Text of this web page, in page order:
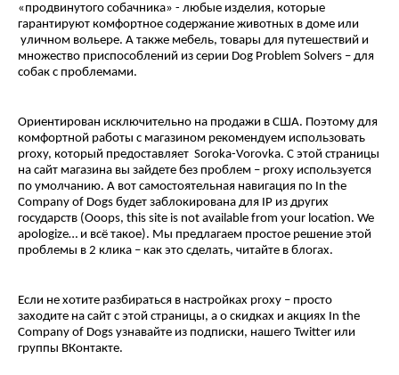
«продвинутого собачника» - любые изделия, которые
гарантируют комфортное содержание животных в доме или
уличном вольере. А также мебель, товары для путешествий и
множество приспособлений из серии Dog Problem Solvers – для
собак с проблемами.
Ориентирован исключительно на продажи в США. Поэтому для
комфортной работы с магазином рекомендуем использовать
proxy, который предоставляет Soroka-Vorovka. С этой страницы
на сайт магазина вы зайдете без проблем – proxy используется
по умолчанию. А вот самостоятельная навигация по In the
Company of Dogs будет заблокирована для IP из других
государств (Ooops, this site is not available from your location. We
apologize… и всё такое). Мы предлагаем простое решение этой
проблемы в 2 клика – как это сделать, читайте в блогах.
Если не хотите разбираться в настройках proxy – просто
заходите на сайт с этой страницы, а о скидках и акциях In the
Company of Dogs узнавайте из подписки, нашего Twitter или
группы ВКонтакте.